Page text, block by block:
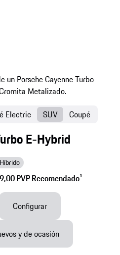
E-Hybrid
Híbrido
PVP Recomendado1
Electric SUV Coupé
Configurar
y de ocasión